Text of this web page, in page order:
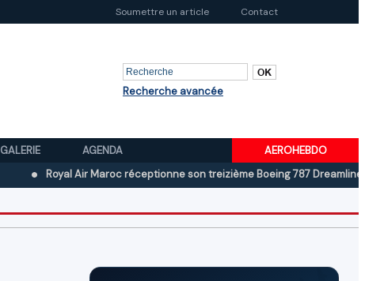
Soumettre un article Contact
Recherche avancée
GALERIE AGENDA
AEROHEBDO
Royal Air Maroc réceptionne son treizième Boeing 787 Dreamliner
Boeing